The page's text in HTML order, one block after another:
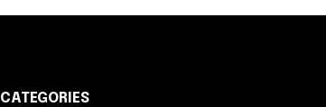
CATEGORIES